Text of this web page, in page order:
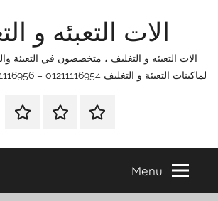
الات التعبئه و
الات التعبئه و التغليف ، متخصصون في التعبئة
لماكينات التعبئة و التغليف 01211116954 – 01211116956 – 01211116958
الرئيسيةاتصل
اتـصـل
في
التي
Menu